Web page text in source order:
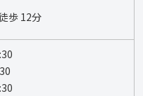
歩 12分